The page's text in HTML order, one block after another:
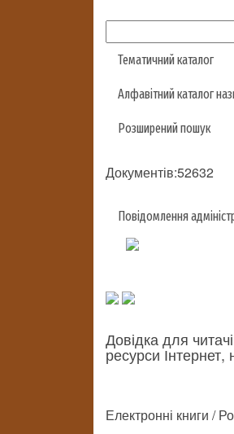
Тематичний каталог
Алфавітний каталог
Розширений пошук
Документів:52632
Повідомлення
Довідка для
ресурси Інтернет,
Електронні книги /